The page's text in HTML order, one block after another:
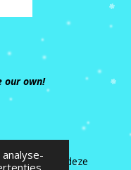
our own!
betreffende deze